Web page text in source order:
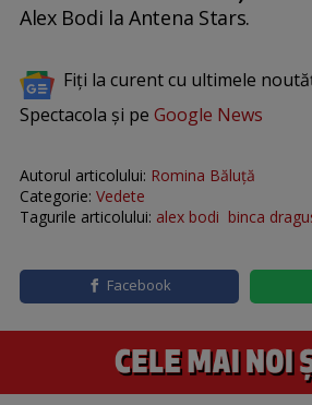
Alex Bodi la Antena Stars.
Fiți la curent cu ultimele
Spectacola și pe Google News
Autorul articolului: Romina Băluță
Categorie: Vedete
Tagurile articolului: alex bodi binca
Facebook